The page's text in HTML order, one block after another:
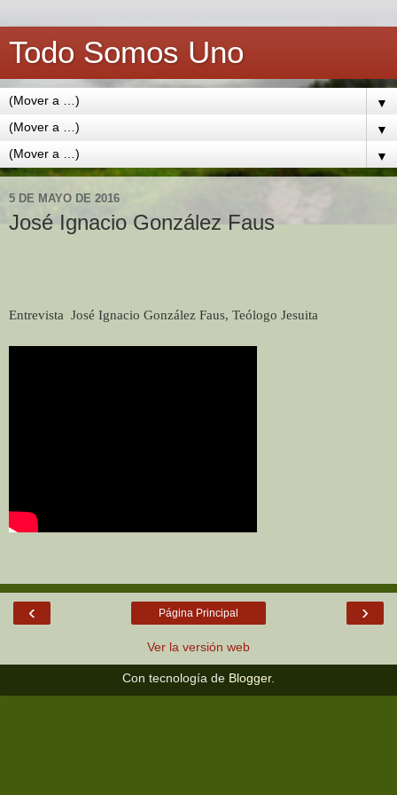
Todo Somos Uno
▼
▼
▼
5 DE MAYO DE 2016
José Ignacio González Faus
Entrevista José Ignacio González Faus, Teólogo Jesuita
‹ ›
Página Principal
Ver la versión web
Con tecnología de Blogger.